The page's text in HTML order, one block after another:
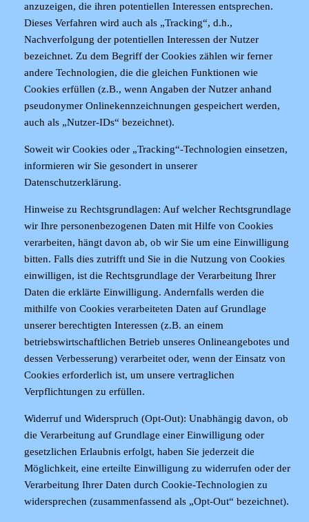
anzuzeigen, die ihren potentiellen Interessen entsprechen.
Dieses Verfahren wird auch als „Tracking“, d.h.,
Nachverfolgung der potentiellen Interessen der Nutzer
bezeichnet. Zu dem Begriff der Cookies zählen wir ferner
andere Technologien, die die gleichen Funktionen wie
Cookies erfüllen (z.B., wenn Angaben der Nutzer anhand
pseudonymer Onlinekennzeichnungen gespeichert werden,
auch als „Nutzer-IDs“ bezeichnet).
Soweit wir Cookies oder „Tracking“-Technologien einsetzen,
informieren wir Sie gesondert in unserer
Datenschutzerklärung.
Hinweise zu Rechtsgrundlagen: Auf welcher Rechtsgrundlage
wir Ihre personenbezogenen Daten mit Hilfe von Cookies
verarbeiten, hängt davon ab, ob wir Sie um eine Einwilligung
bitten. Falls dies zutrifft und Sie in die Nutzung von Cookies
einwilligen, ist die Rechtsgrundlage der Verarbeitung Ihrer
Daten die erklärte Einwilligung. Andernfalls werden die
mithilfe von Cookies verarbeiteten Daten auf Grundlage
unserer berechtigten Interessen (z.B. an einem
betriebswirtschaftlichen Betrieb unseres Onlineangebotes und
dessen Verbesserung) verarbeitet oder, wenn der Einsatz von
Cookies erforderlich ist, um unsere vertraglichen
Verpflichtungen zu erfüllen.
Widerruf und Widerspruch (Opt-Out): Unabhängig davon, ob
die Verarbeitung auf Grundlage einer Einwilligung oder
gesetzlichen Erlaubnis erfolgt, haben Sie jederzeit die
Möglichkeit, eine erteilte Einwilligung zu widerrufen oder der
Verarbeitung Ihrer Daten durch Cookie-Technologien zu
widersprechen (zusammenfassend als „Opt-Out“ bezeichnet).